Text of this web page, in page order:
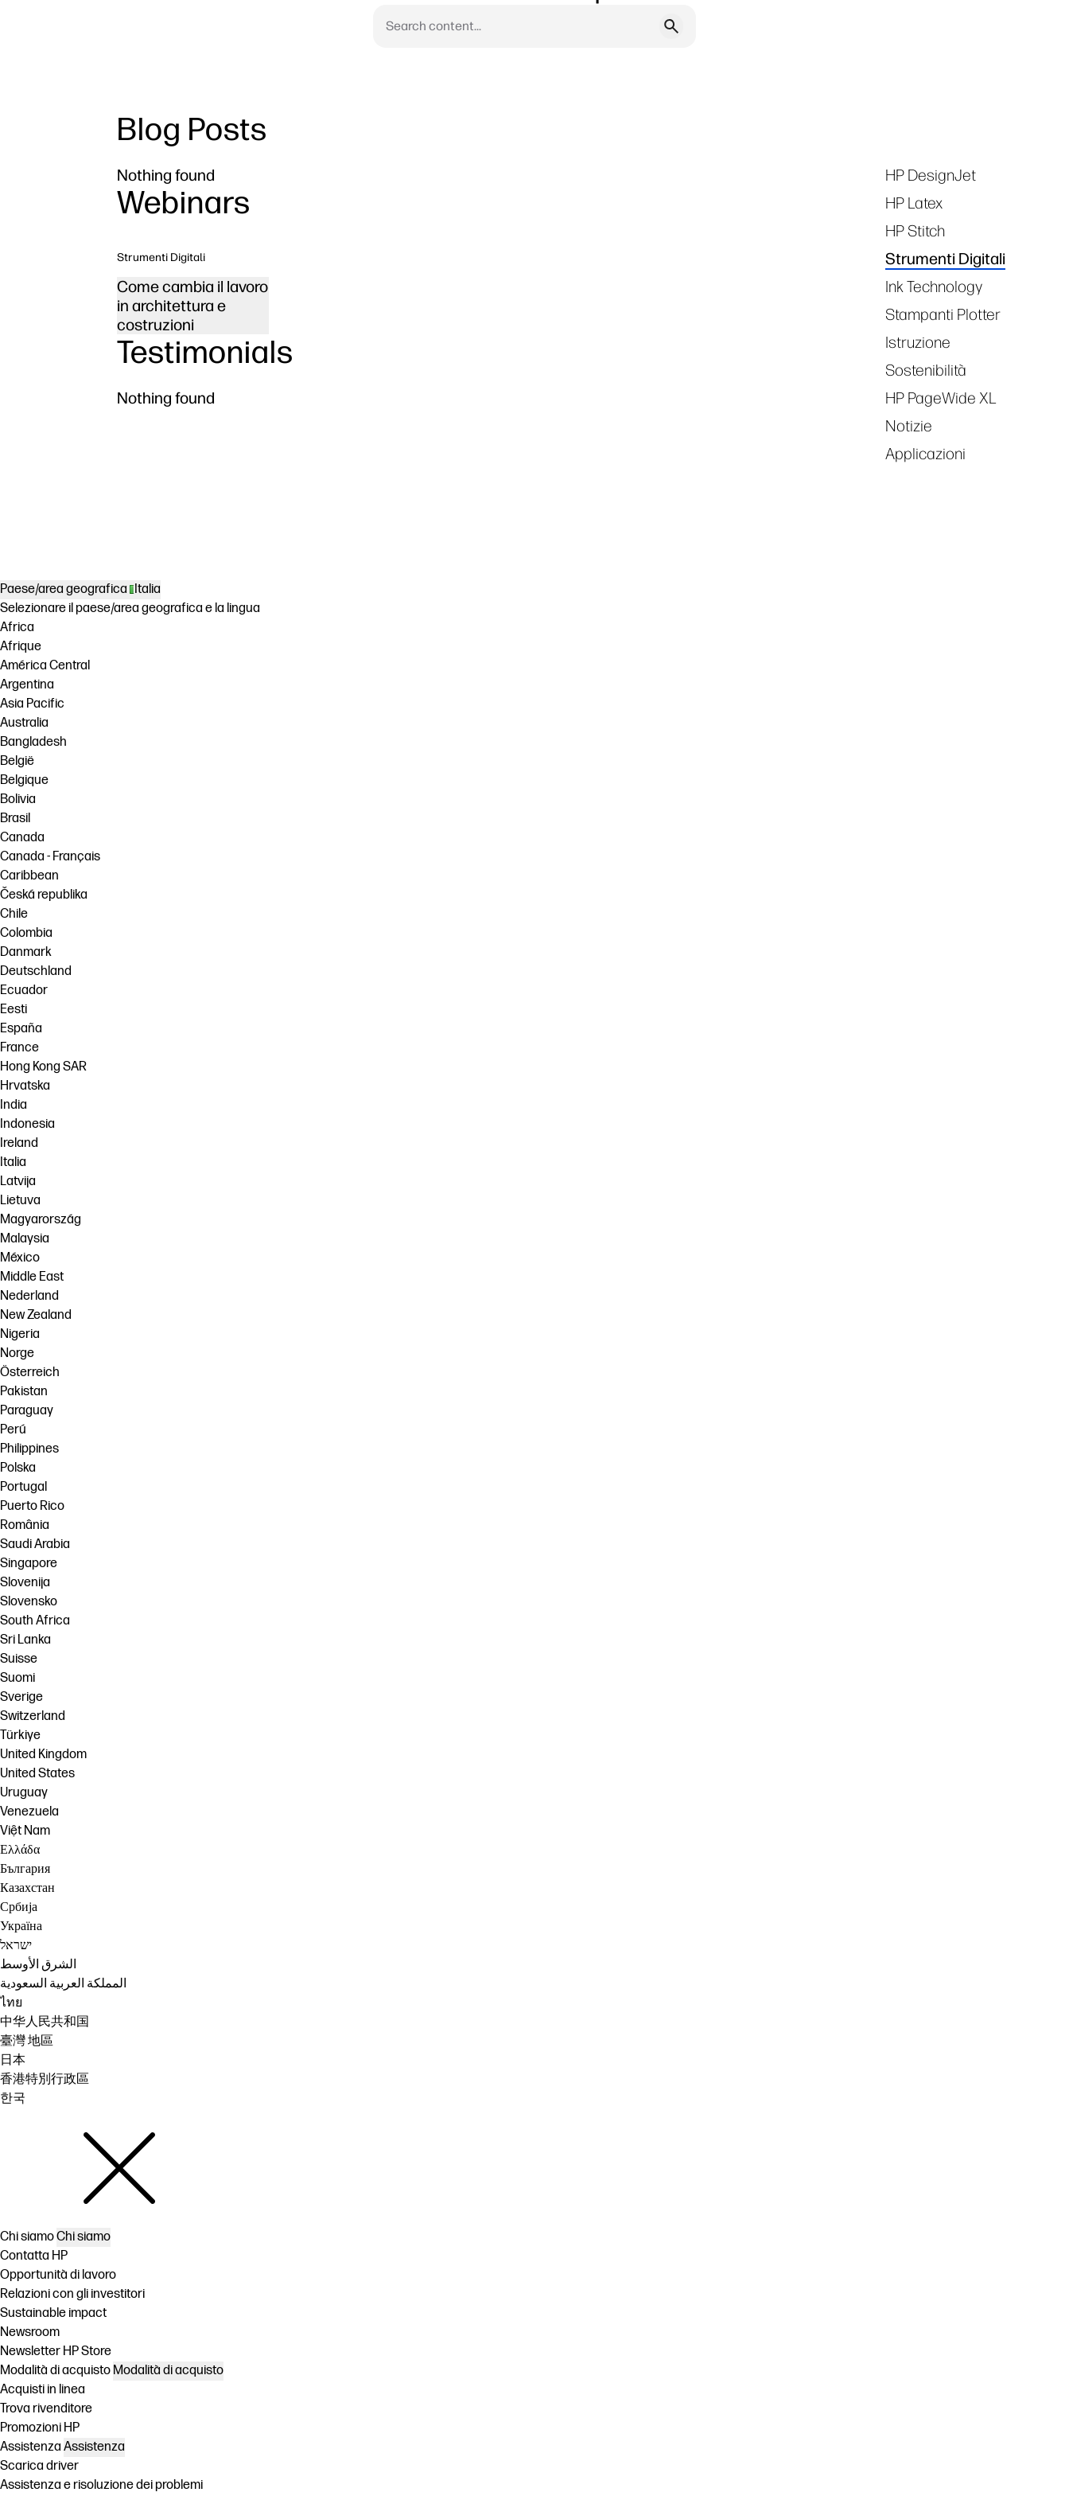
HP DesignJet
HP Latex
HP Stitch
Strumenti Digitali
Ink Technology
Stampanti Plotter
Istruzione
Sostenibilità
HP PageWide XL
Notizie
Applicazioni
Blog Posts
Nothing found
Webinars
Strumenti Digitali
Come cambia il lavoro
in architettura e
costruzioni
Testimonials
Nothing found
Paese/area geografica Italia
Selezionare il paese/area geografica e la lingua
Africa
Afrique
América Central
Argentina
Asia Pacific
Australia
Bangladesh
België
Belgique
Bolivia
Brasil
Canada
Canada - Français
Caribbean
Česká republika
Chile
Colombia
Danmark
Deutschland
Ecuador
Eesti
España
France
Hong Kong SAR
Hrvatska
India
Indonesia
Ireland
Italia
Latvija
Lietuva
Magyarország
Malaysia
México
Middle East
Nederland
New Zealand
Nigeria
Norge
Österreich
Pakistan
Paraguay
Perú
Philippines
Polska
Portugal
Puerto Rico
România
Saudi Arabia
Singapore
Slovenija
Slovensko
South Africa
Sri Lanka
Suisse
Suomi
Sverige
Switzerland
Türkiye
United Kingdom
United States
Uruguay
Venezuela
Việt Nam
Ελλάδα
България
Казахстан
Србија
Україна
ישראל
الشرق الأوسط
المملكة العربية السعودية
ไทย
中华人民共和国
臺灣 地區
日本
香港特別行政區
한국
Chi siamoChi siamo
Contatta HP
Opportunità di lavoro
Relazioni con gli investitori
Sustainable impact
Newsroom
Newsletter HP Store
Modalità di acquisto Modalità di acquisto
Acquisti in linea
Trova rivenditore
Promozioni HP
Assistenza Assistenza
Scarica driver
Assistenza e risoluzione dei problemi